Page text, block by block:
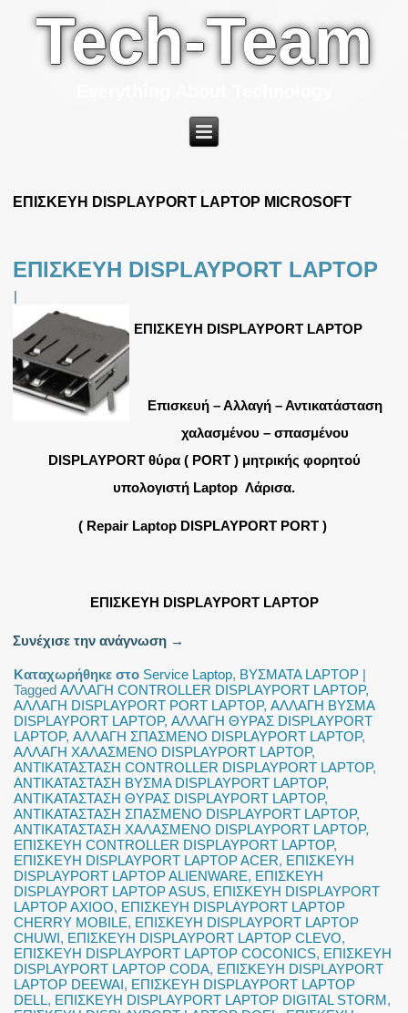
Tech-Team
ΕΠΙΣΚΕΥΗ DISPLAYPORT LAPTOP MICROSOFT
ΕΠΙΣΚΕΥΗ DISPLAYPORT LAPTOP
|
ΕΠΙΣΚΕΥΗ DISPLAYPORT LAPTOP
Επισκευή – Αλλαγή – Αντικατάσταση
χαλασμένου – σπασμένου
DISPLAYPORT θύρα ( PORT ) μητρικής φορητού
υπολογιστή Laptop Λάρισα.
( Repair Laptop DISPLAYPORT PORT )
ΕΠΙΣΚΕΥΗ DISPLAYPORT LAPTOP
Συνέχισε την ανάγνωση →
Καταχωρήθηκε στο Service Laptop, ΒΥΣΜΑΤΑ LAPTOP |
Tagged ΑΛΛΑΓΗ CONTROLLER DISPLAYPORT LAPTOP,
ΑΛΛΑΓΗ DISPLAYPORT PORT LAPTOP,ΑΛΛΑΓΗ ΒΥΣΜΑ
DISPLAYPORT LAPTOP,ΑΛΛΑΓΗ ΘΥΡΑΣ DISPLAYPORT
LAPTOP,ΑΛΛΑΓΗ ΣΠΑΣΜΕΝΟ DISPLAYPORT LAPTOP,
ΑΛΛΑΓΗ ΧΑΛΑΣΜΕΝΟ DISPLAYPORT LAPTOP,
ΑΝΤΙΚΑΤΑΣΤΑΣΗ CONTROLLER DISPLAYPORT LAPTOP,
ΑΝΤΙΚΑΤΑΣΤΑΣΗ ΒΥΣΜΑ DISPLAYPORT LAPTOP,
ΑΝΤΙΚΑΤΑΣΤΑΣΗ ΘΥΡΑΣ DISPLAYPORT LAPTOP,
ΑΝΤΙΚΑΤΑΣΤΑΣΗ ΣΠΑΣΜΕΝΟ DISPLAYPORT LAPTOP,
ΑΝΤΙΚΑΤΑΣΤΑΣΗ ΧΑΛΑΣΜΕΝΟ DISPLAYPORT LAPTOP,
ΕΠΙΣΚΕΥΗ CONTROLLER DISPLAYPORT LAPTOP,
ΕΠΙΣΚΕΥΗ DISPLAYPORT LAPTOP ACER, ΕΠΙΣΚΕΥΗ
DISPLAYPORT LAPTOP ALIENWARE, ΕΠΙΣΚΕΥΗ
DISPLAYPORT LAPTOP ASUS, ΕΠΙΣΚΕΥΗ DISPLAYPORT
LAPTOP AXIOO, ΕΠΙΣΚΕΥΗ DISPLAYPORT LAPTOP
CHERRY MOBILE, ΕΠΙΣΚΕΥΗ DISPLAYPORT LAPTOP
CHUWI, ΕΠΙΣΚΕΥΗ DISPLAYPORT LAPTOP CLEVO,
ΕΠΙΣΚΕΥΗ DISPLAYPORT LAPTOP COCONICS, ΕΠΙΣΚΕΥΗ
DISPLAYPORT LAPTOP CODA, ΕΠΙΣΚΕΥΗ DISPLAYPORT
LAPTOP DEEWAI, ΕΠΙΣΚΕΥΗ DISPLAYPORT LAPTOP
DELL, ΕΠΙΣΚΕΥΗ DISPLAYPORT LAPTOP DIGITAL STORM,